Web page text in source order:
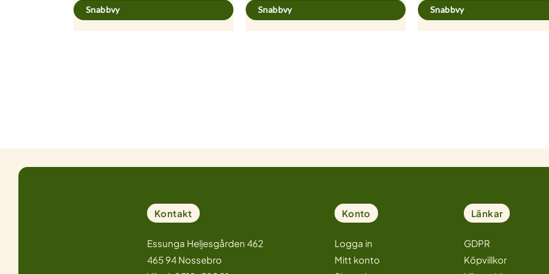
Snabbvy Snabbvy Snabbvy
Kontakt
Essunga Heljesgården 462
465 94 Nossebro
Konto
Logga in
Mitt konto
Länkar
GDPR
Köpvillkor